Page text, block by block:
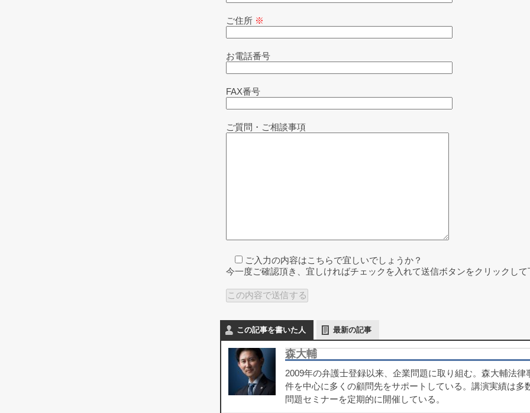
ご住所 ※
お電話番号
FAX番号
ご質問・ご相談事項
ご入力の内容はこちらで宜しいでしょうか？
今一度ご確認頂き、宜しければチェックを入れて送信ボタンをクリックして
この記事を書いた人 最新の記事
森大輔
2009年の弁護士登録以来、企業問題に取り組む。森大輔法
件を中心に多くの顧問先をサポートしている。講演実績は
問題セミナーを定期的に開催している。